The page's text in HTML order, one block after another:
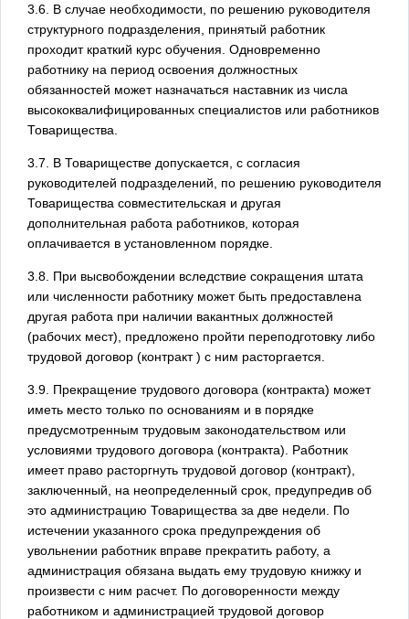
3.6. В случае необходимости, по решению руководителя
структурного подразделения, принятый работник
проходит краткий курс обучения. Одновременно
работнику на период освоения должностных
обязанностей может назначаться наставник из числа
высококвалифицированных специалистов или работников
Товарищества.
3.7. В Товариществе допускается, с согласия
руководителей подразделений, по решению руководителя
Товарищества совместительская и другая
дополнительная работа работников, которая
оплачивается в установленном порядке.
3.8. При высвобождении вследствие сокращения штата
или численности работнику может быть предоставлена
другая работа при наличии вакантных должностей
(рабочих мест), предложено пройти переподготовку либо
трудовой договор (контракт ) с ним расторгается.
3.9. Прекращение трудового договора (контракта) может
иметь место только по основаниям и в порядке
предусмотренным трудовым законодательством или
условиями трудового договора (контракта). Работник
имеет право расторгнуть трудовой договор (контракт),
заключенный, на неопределенный срок, предупредив об
это администрацию Товарищества за две недели. По
истечении указанного срока предупреждения об
увольнении работник вправе прекратить работу, а
администрация обязана выдать ему трудовую книжку и
произвести с ним расчет. По договоренности между
работником и администрацией трудовой договор